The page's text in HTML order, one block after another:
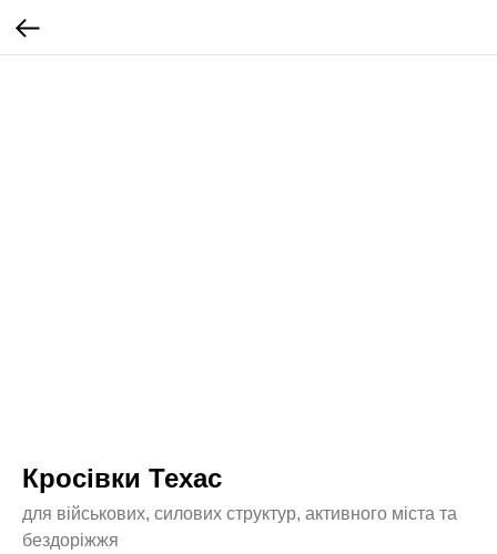
Кросівки Техас
для військових, силових структур, активного міста та
бездоріжжя